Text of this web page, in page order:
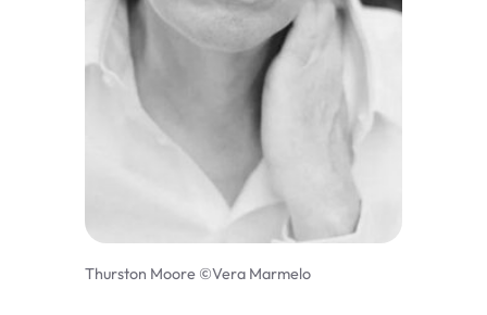
Thurston Moore ©Vera Marmelo